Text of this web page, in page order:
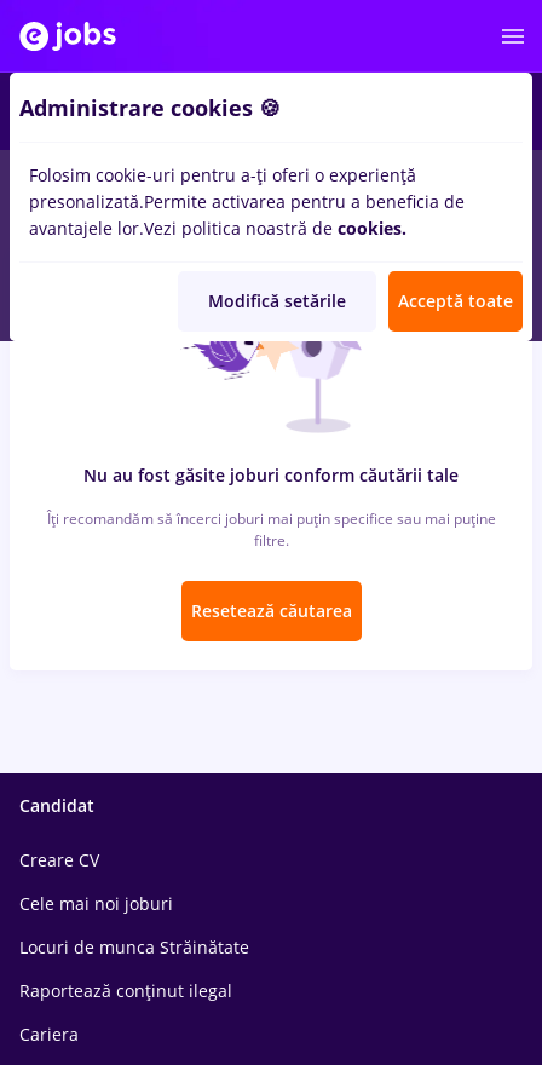
locuri de muncacu salarii Part timeinStrainatate
StudentinControlul calitatii, IT / Telecom
Nu au fost găsite joburi conform căutării tale
Îți recomandăm să încerci joburi mai puțin specifice sau mai puține
filtre.
Resetează căutarea
Candidat
Creare CV
Cele mai noi joburi
Locuri de munca Străinătate
Raportează conținut ilegal
Cariera
Administrare cookies 🍪
Folosim cookie-uri pentru a-ți oferi o experiență
presonalizată.Permite activarea pentru a beneficia de
avantajele lor.Vezi politica noastră de cookies.
Modifică setările Acceptă toate